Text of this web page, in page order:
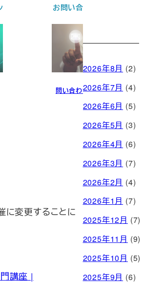
お問い合わせ
問い合わせる
に変更することに
講座 |
2026年8月 (2)
2026年7月 (4)
2026年6月 (5)
2026年5月 (3)
2026年4月 (6)
2026年3月 (7)
2026年2月 (4)
2026年1月 (7)
2025年12月 (7)
2025年11月 (9)
2025年10月 (5)
2025年9月 (6)